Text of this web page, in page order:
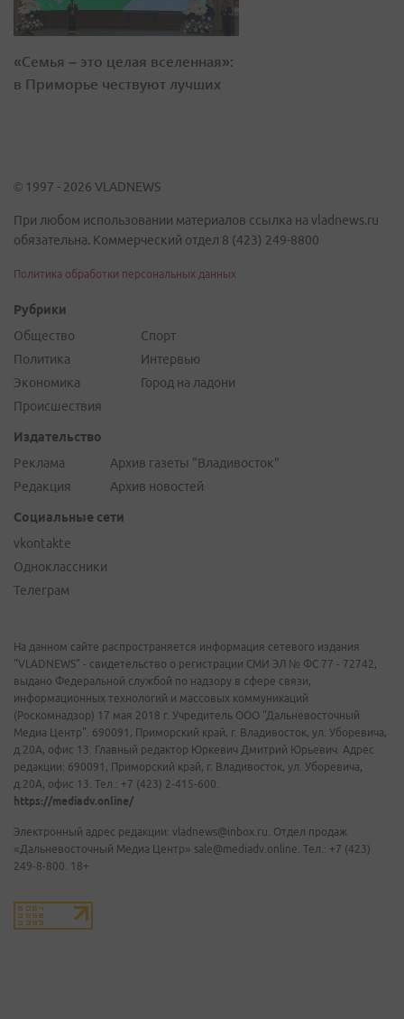
«Семья – это целая вселенная»:
в Приморье чествуют лучших
© 1997 - 2026 VLADNEWS
При любом использовании материалов ссылка на vladnews.ru
обязательна. Коммерческий отдел 8 (423) 249-8800
Политика обработки персональных данных
Рубрики
Общество
Политика
Экономика
Происшествия
Спорт
Интервью
Город на ладони
Издательство
Реклама
Редакция
Архив газеты "Владивосток"
Архив новостей
Социальные сети
vkontakte
Одноклассники
Телеграм
На данном сайте распространяется информация сетевого издания
"VLADNEWS" - свидетельство о регистрации СМИ ЭЛ № ФС 77 - 72742,
выдано Федеральной службой по надзору в сфере связи,
информационных технологий и массовых коммуникаций
(Роскомнадзор) 17 мая 2018 г. Учредитель ООО "Дальневосточный
Медиа Центр". 690091, Приморский край, г. Владивосток, ул. Уборевича,
д.20А, офис 13. Главный редактор Юркевич Дмитрий Юрьевич. Адрес
редакции: 690091, Приморский край, г. Владивосток, ул. Уборевича,
д.20А, офис 13. Тел.: +7 (423) 2-415-600.
https://mediadv.online/
Электронный адрес редакции: vladnews@inbox.ru. Отдел продаж
«Дальневосточный Медиа Центр» sale@mediadv.online. Тел.: +7 (423)
249-8-800. 18+